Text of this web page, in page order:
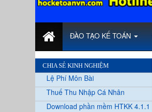
ĐÀO TẠO KẾ TOÁN
CHIA SẺ KINH NGHIỆM
Lệ Phí Môn Bài
Thuế Thu Nhập Cá Nhân
Download phần mềm HTKK 4.1.1